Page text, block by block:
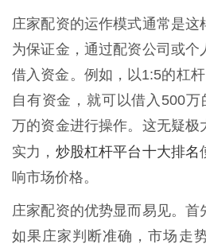
庄家配资的运作模式通常是
为保证金，通过配资公司或个
借入资金。例如，以1:5的杠
自有资金，就可以借入500
万的资金进行操作。这无疑极
实力， 炒股杠杆平台十大排名
响市场价格。
庄家配资的优势显而易见。首
如果庄家判断准确，市场走